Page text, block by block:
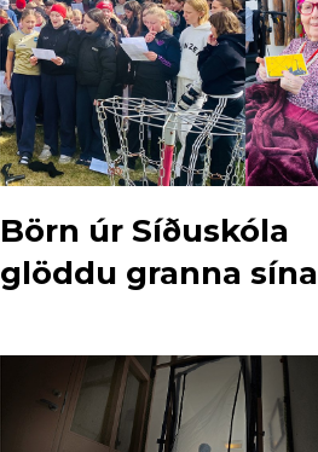
Börn úr Síðuskóla
glöddu granna sína